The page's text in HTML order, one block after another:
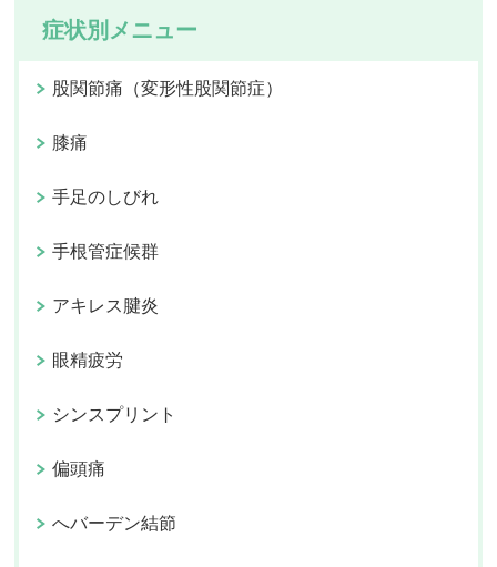
症状別メニュー
股関節痛（変形性股関節症）
膝痛
手足のしびれ
手根管症候群
アキレス腱炎
眼精疲労
シンスプリント
偏頭痛
へバーデン結節